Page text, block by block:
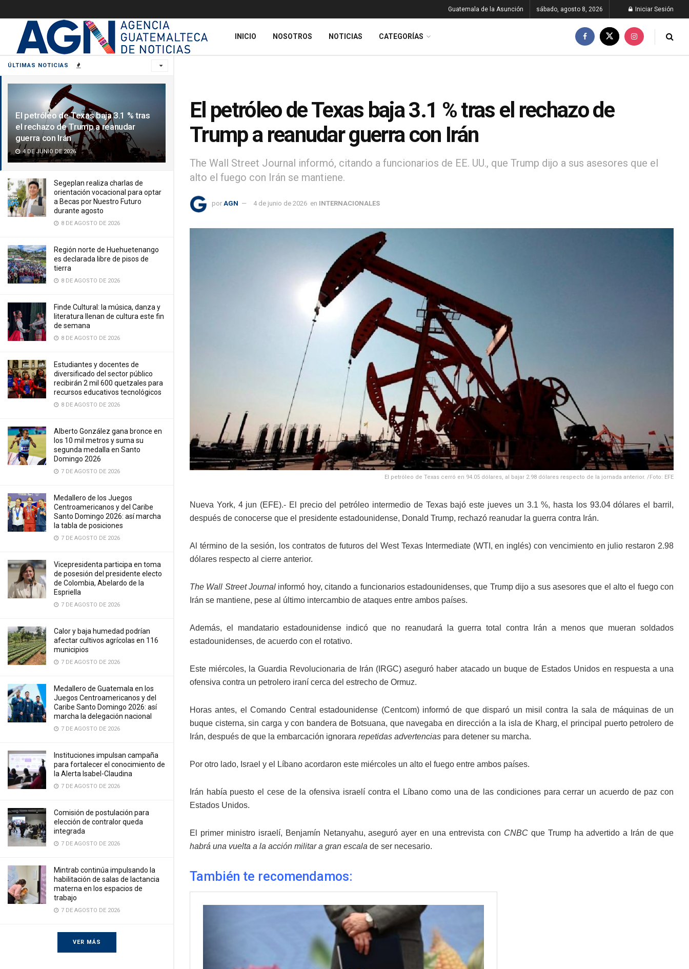
ÚLTIMAS NOTICIAS
El petróleo de Texas baja 3.1 % tras
el rechazo de Trump a reanudar
guerra con Irán
4 DE JUNIO DE 2026
Segeplan realiza charlas de
orientación vocacional para optar
a Becas por Nuestro Futuro
durante agosto
8 DE AGOSTO DE 2026
Región norte de Huehuetenango
es declarada libre de pisos de
tierra
8 DE AGOSTO DE 2026
Finde Cultural: la música, danza y
literatura llenan de cultura este fin
de semana
8 DE AGOSTO DE 2026
Estudiantes y docentes de
diversificado del sector público
recibirán 2 mil 600 quetzales para
recursos educativos tecnológicos
8 DE AGOSTO DE 2026
Alberto González gana bronce en
los 10 mil metros y suma su
segunda medalla en Santo
Domingo 2026
7 DE AGOSTO DE 2026
Medallero de los Juegos
Centroamericanos y del Caribe
Santo Domingo 2026: así marcha
la tabla de posiciones
7 DE AGOSTO DE 2026
Vicepresidenta participa en toma
de posesión del presidente electo
de Colombia, Abelardo de la
Espriella
7 DE AGOSTO DE 2026
Calor y baja humedad podrían
afectar cultivos agrícolas en 116
municipios
7 DE AGOSTO DE 2026
Medallero de Guatemala en los
Juegos Centroamericanos y del
Caribe Santo Domingo 2026: así
marcha la delegación nacional
7 DE AGOSTO DE 2026
Instituciones impulsan campaña
para fortalecer el conocimiento de
la Alerta Isabel-Claudina
7 DE AGOSTO DE 2026
Comisión de postulación para
elección de contralor queda
integrada
7 DE AGOSTO DE 2026
Mintrab continúa impulsando la
habilitación de salas de lactancia
materna en los espacios de
trabajo
7 DE AGOSTO DE 2026
VER MÁS
Guatemala de la Asunción sábado, agosto 8, 2026 Iniciar Sesión
INICIO NOSOTROS NOTICIAS CATEGORÍAS
El petróleo de Texas baja 3.1 % tras el rechazo de
Trump a reanudar guerra con Irán
The Wall Street Journal informó, citando a funcionarios de EE. UU., que Trump dijo a sus asesores que el
alto el fuego con Irán se mantiene.
por AGN 4 de junio de 2026 en INTERNACIONALES
El petróleo de Texas cerró en 94.05 dólares, al bajar 2.98 dólares respecto de la jornada anterior. /Foto: EFE
Nueva York, 4 jun (EFE).- El precio del petróleo intermedio de Texas bajó este jueves un 3.1 %, hasta los 93.04 dólares el barril,
después de conocerse que el presidente estadounidense, Donald Trump, rechazó reanudar la guerra contra Irán.
Al término de la sesión, los contratos de futuros del West Texas Intermediate (WTI, en inglés) con vencimiento en julio restaron 2.98
dólares respecto al cierre anterior.
The Wall Street Journal informó hoy, citando a funcionarios estadounidenses, que Trump dijo a sus asesores que el alto el fuego con
Irán se mantiene, pese al último intercambio de ataques entre ambos países.
Además, el mandatario estadounidense indicó que no reanudará la guerra total contra Irán a menos que mueran soldados
estadounidenses, de acuerdo con el rotativo.
Este miércoles, la Guardia Revolucionaria de Irán (IRGC) aseguró haber atacado un buque de Estados Unidos en respuesta a una
ofensiva contra un petrolero iraní cerca del estrecho de Ormuz.
Horas antes, el Comando Central estadounidense (Centcom) informó de que disparó un misil contra la sala de máquinas de un
buque cisterna, sin carga y con bandera de Botsuana, que navegaba en dirección a la isla de Kharg, el principal puerto petrolero de
Irán, después de que la embarcación ignorara repetidas advertencias para detener su marcha.
Por otro lado, Israel y el Líbano acordaron este miércoles un alto el fuego entre ambos países.
Irán había puesto el cese de la ofensiva israelí contra el Líbano como una de las condiciones para cerrar un acuerdo de paz con
Estados Unidos.
El primer ministro israelí, Benjamín Netanyahu, aseguró ayer en una entrevista con CNBCque Trump ha advertido a Irán de que
habrá una vuelta a la acción militar a gran escala de ser necesario.
También te recomendamos: